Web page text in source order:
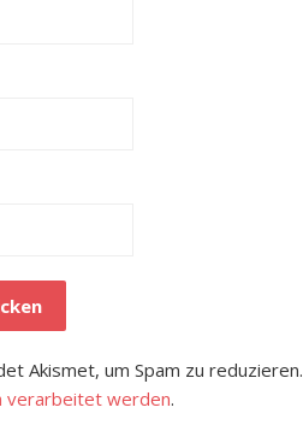
Akismet, um Spam zu reduzieren.
verarbeitet werden.